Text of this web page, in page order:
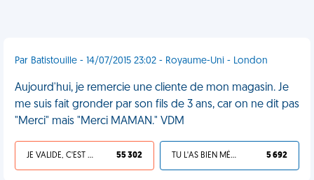
Par Batistouille - 14/07/2015 23:02 - Royaume-Uni - London
Aujourd'hui, je remercie une cliente de mon magasin. Je
me suis fait gronder par son fils de 3 ans, car on ne dit pas
"Merci" mais "Merci MAMAN." VDM
JE VALIDE, C'EST UNE VDM 55 302 TU L'AS BIEN MÉRITÉ 5 692